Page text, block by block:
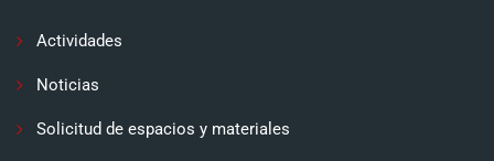
Actividades
Noticias
Solicitud de espacios y materiales